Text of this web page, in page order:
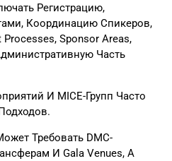
Регистрацию,
Координацию Спикеров,
Sponsor Areas,
Часть
И MICE-Групп Часто
Требовать DMC-
И Gala Venues, А